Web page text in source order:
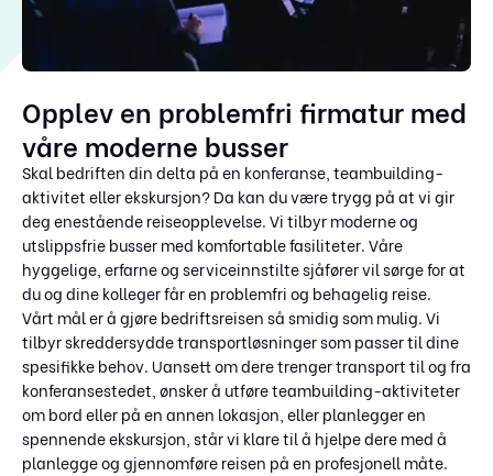
Opplev en problemfri firmatur med
våre moderne busser
Skal bedriften din delta på en konferanse, teambuilding-
aktivitet eller ekskursjon? Da kan du være trygg på at vi gir
deg enestående reiseopplevelse. Vi tilbyr moderne og
utslippsfrie busser med komfortable fasiliteter. Våre
hyggelige, erfarne og serviceinnstilte sjåfører vil sørge for at
du og dine kolleger får en problemfri og behagelig reise.
Vårt mål er å gjøre bedriftsreisen så smidig som mulig. Vi
tilbyr skreddersydde transportløsninger som passer til dine
spesifikke behov. Uansett om dere trenger transport til og fra
konferansestedet, ønsker å utføre teambuilding-aktiviteter
om bord eller på en annen lokasjon, eller planlegger en
spennende ekskursjon, står vi klare til å hjelpe dere med å
planlegge og gjennomføre reisen på en profesjonell måte.